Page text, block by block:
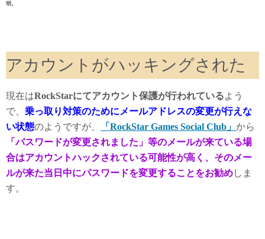
明。
アカウントがハッキングされた
現在はRockStarにてアカウント保護が行われているよう
で、 乗っ取り対策のためにメールアドレスの変更が行えな
い状態のようですが、 「RockStar Games Social Club」 から
「パスワードが変更されました」等のメールが来ている場
合はアカウントハックされている可能性が高く、そのメー
ルが来た当日中にパスワードを変更することをお勧めしま
す。